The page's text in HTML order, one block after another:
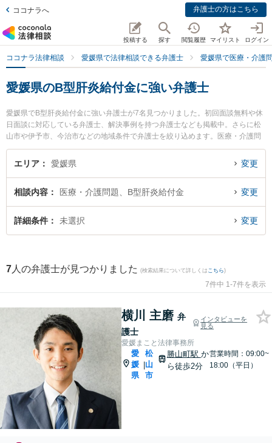
ココナラへ 弁護士の方はこちら
投稿する 探す 閲覧履歴 マイリスト ログイン
ココナラ法律相談 愛媛県で法律相談できる弁護士 愛媛県で医療・介護
愛媛県のB型肝炎給付金に強い弁護士
愛媛県でB型肝炎給付金に強い弁護士が7名見つかりました。初回面談無料や休
日面談に対応している弁護士、解決事例を持つ弁護士なども掲載中。さらに松
山市や伊予市、今治市などの地域条件で弁護士を絞り込めます。医療・介護問
題に関係する歯科治療ミスや美容整形のトラブル、産婦人科の訴訟等の細かな
分野での絞り込み検索もでき便利です。特に愛媛まこと法律事務所の横川 主磨
媛県で土日や夜間に発生したB型肝炎給付金のトラブルを今すぐに弁護士に相談
したい』『B型肝炎給付金のトラブル解決の実績豊富な近くの弁護士を検索した
い』『初回相談無料でB型肝炎給付金を法律相談できる愛媛県内の弁護士に相談
エリア 愛媛県 変更
相談内容 医療・介護問題、B型肝炎給付金 変更
詳細条件 未選択 変更
7 人の弁護士が見つかりました (検索結果について詳しくは こちら)
7件中 1-7件を表示
横川 主磨 弁
護士
インタビューを
見る
愛媛まこと法律事務所
愛
媛
県
|
松
山
市
勝山町駅 か
ら徒歩2分
営業時間：09:00~
18:00（平日）